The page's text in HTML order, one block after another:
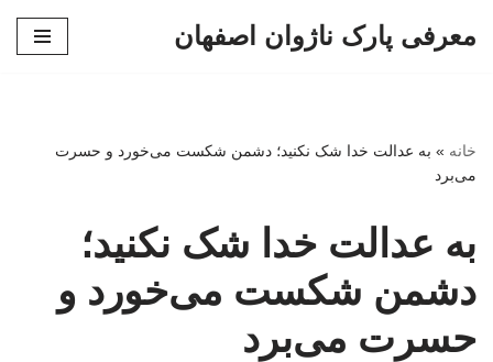
معرفی پارک ناژوان اصفهان
خانه » به عدالت خدا شک نکنید؛ دشمن شکست می‌خورد و حسرت
می‌برد
به عدالت خدا شک نکنید؛
دشمن شکست می‌خورد و
حسرت می‌برد